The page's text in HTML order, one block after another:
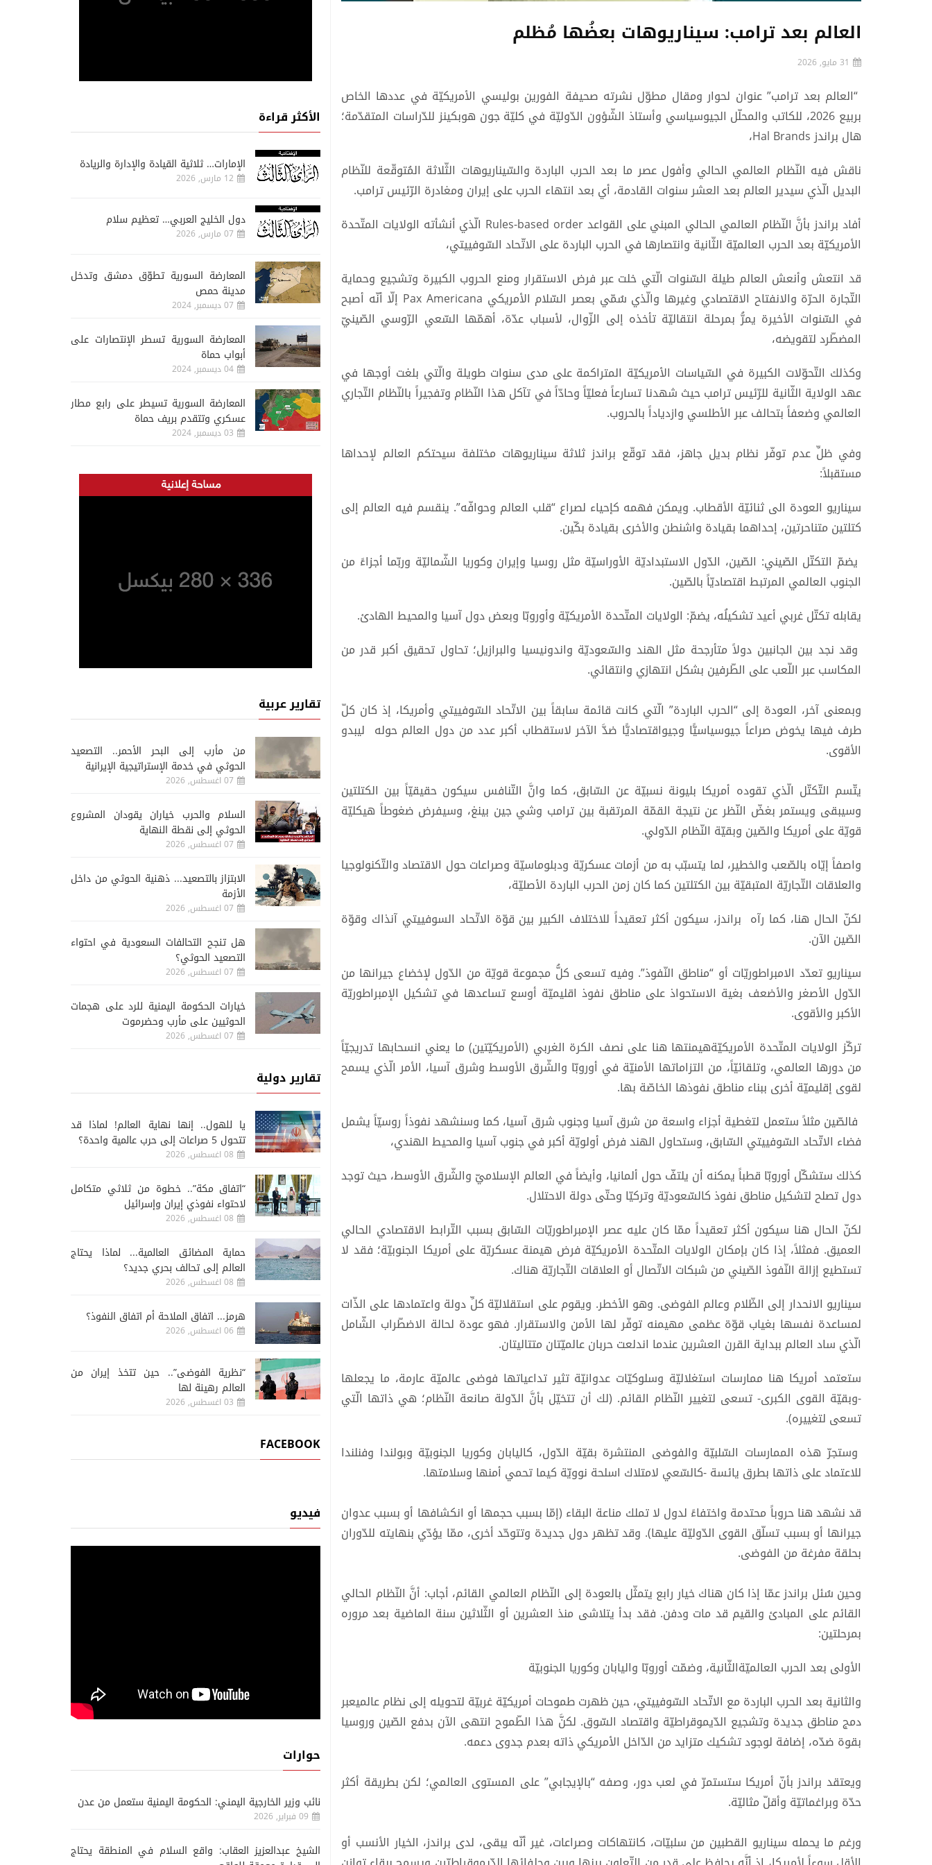
العالم بعد ترامب: سيناريوهات بعضُها مُظلم
31 مايو, 2026
“العالم بعد ترامب” عنوان لحوار ومقال مطوّل نشرته صحيفة الفورين بوليسي الأمريكيّة في عددها الخاص
بربيع 2026، للكاتب والمحلّل الجيوسياسي وأستاذ الشّؤون الدّوليّة في كليّة جون هوبكينز للدّراسات المتقدّمة؛
هال براندز Hal Brands،
ناقش فيه النّظام العالمي الحالي وأفول عصر ما بعد الحرب الباردة والسّيناريوهات الثّلاثة المُتوقّعة للنّظام
البديل الّذي سيدير العالم بعد العشر سنوات القادمة، أي بعد انتهاء الحرب على إيران ومغادرة الرّئيس ترامب.
أفاد براندز بأنَّ النّظام العالمي الحالي المبني على القواعد Rules-based order الّذي أنشأته الولايات المتّحدة
الأمريكيّة بعد الحرب العالميّة الثّانية وانتصارها في الحرب الباردة على الاتّحاد السّوفييتي،
قد انتعش وأنعش العالم طيلة السّنوات الّتي خلت عبر فرض الاستقرار ومنع الحروب الكبيرة وتشجيع وحماية
التّجارة الحرّة والانفتاح الاقتصادي وغيرها والّذي سُمّي بعصر السّلام الأمريكي Pax Americana إلّا أنّه أصبح
في السّنوات الأخيرة يمرُّ بمرحلة انتقاليّة تأخذه إلى الزّوال، لأسباب عدّة، أهمّها السّعي الرّوسي الصّينيّ
المضطّرد لتقويضه،
وكذلك التّحوّلات الكبيرة في السّياسات الأمريكيّة المتراكمة على مدى سنوات طويلة والّتي بلغت أوجها في
عهد الولاية الثّانية للرّئيس ترامب حيث شهدنا تسارعاً فعليّاً وحادّاً في تآكل هذا النّظام وتفجيراً بالنّظام التّجاري
العالمي وضعفاً بتحالف عبر الأطلسي وازدياداً بالحروب.
وفي ظلِّ عدم توفّر نظام بديل جاهز، فقد توقّع براندز ثلاثة سيناريوهات مختلفة سيحتكم العالم لإحداها
مستقبلاً:
سيناريو العودة الى ثنائيّة الأقطاب. ويمكن فهمه كإحياء لصراع “قلب العالم وحوافّه”. ينقسم فيه العالم إلى
كتلتين متناحرتين، إحداهما بقيادة واشنطن والأخرى بقيادة بكّين.
يضمّ التكتّل الصّيني: الصّين، الدّول الاستبداديّة الأوراسيّة مثل روسيا وإيران وكوريا الشّماليّة وربّما أجزاءً من
الجنوب العالمي المرتبط اقتصاديّاً بالصّين.
يقابله تكتّل غربي أعيد تشكيلُه، يضمّ: الولايات المتّحدة الأمريكيّة وأوروبّا وبعض دول آسيا والمحيط الهادئ.
وقد نجد بين الجانبين دولاً متأرجحة مثل الهند والسّعوديّة واندونيسيا والبرازيل؛ تحاول تحقيق أكبر قدر من
المكاسب عبر اللّعب على الطّرفين بشكل انتهازي وانتقائي.
وبمعنى آخر، العودة إلى “الحرب الباردة” الّتي كانت قائمة سابقاً بين الاتّحاد السّوفييتي وأمريكا، إذ كان كلّ
طرف فيها يخوض صراعاً جيوسياسيًّا وجيواقتصاديًّا ضدَّ الآخر لاستقطاب أكبر عدد من دول العالم حوله ليبدو
الأقوى.
يتّسم التّكتّل الّذي تقوده أمريكا بليونة نسبيّة عن السّابق، كما وانَّ التّنافس سيكون حقيقيّاً بين الكتلتين
وسيبقى ويستمر بغضّ النّظر عن نتيجة القمّة المرتقبة بين ترامب وشي جين بينغ، وسيفرض ضغوطاً هيكليّة
قويّة على أمريكا والصّين وبقيّة النّظام الدّولي.
واصفاً إيّاه بالصّعب والخطير، لما يتسبّب به من أزمات عسكريّة ودبلوماسيّة وصراعات حول الاقتصاد والتّكنولوجيا
والعلاقات التّجاريّة المتبقيّة بين الكتلتين كما كان زمن الحرب الباردة الأصليّة،
لكنّ الحال هنا، كما رآه براندز، سيكون أكثر تعقيداً للاختلاف الكبير بين قوّة الاتّحاد السوفييتي آنذاك وقوّة
الصّين الآن.
سيناريو تعدّد الامبراطوريّات أو “مناطق النّفوذ”. وفيه تسعى كلُّ مجموعة قويّة من الدّول لإخضاع جيرانها من
الدّول الأصغر والأضعف بغية الاستحواذ على مناطق نفوذ اقليميّة أوسع تساعدها في تشكيل الإمبراطوريّة
الأكبر والأقوى.
تركّز الولايات المتّحدة الأمريكيّةهيمنتها هنا على نصف الكرة الغربي (الأمريكيّتين) ما يعني انسحابها تدريجيّاً
من دورها العالمي، وتلقائيّاً، من التزاماتها الأمنيّة في أوروبّا والشّرق الأوسط وشرق آسيا، الأمر الّذي يسمح
لقوى إقليميّة أخرى ببناء مناطق نفوذها الخاصّة بها.
فالصّين مثلاً ستعمل لتغطية أجزاء واسعة من شرق آسيا وجنوب شرق آسيا، كما وسنشهد نفوذاً روسيّاً يشمل
فضاء الاتّحاد السّوفييتي السّابق، وستحاول الهند فرض أولويّة أكبر في جنوب آسيا والمحيط الهندي،
كذلك ستشكّل أوروبّا قطباً يمكنه أن يلتفّ حول ألمانيا، وأيضاً في العالم الإسلاميّ والشّرق الأوسط، حيث توجد
دول تصلح لتشكيل مناطق نفوذ كالسّعوديّة وتركيّا وحتّى دولة الاحتلال.
لكنّ الحال هنا سيكون أكثر تعقيداً ممّا كان عليه عصر الإمبراطوريّات السّابق بسبب التّرابط الاقتصادي الحالي
العميق. فمثلاً، إذا كان بإمكان الولايات المتّحدة الأمريكيّة فرض هيمنة عسكريّة على أمريكا الجنوبيّة؛ فقد لا
تستطيع إزالة النّفوذ الصّيني من شبكات الاتّصال أو العلاقات التّجاريّة هناك.
سيناريو الانحدار إلى الظّلام وعالم الفوضى. وهو الأخطر. ويقوم على استقلاليّة كلِّ دولة واعتمادها على الذّات
لمساعدة نفسها بغياب قوّة عظمى مهيمنه توفّر لها الأمن والاستقرار. فهو عودة لحالة الاضطّراب الشّامل
الّذي ساد العالم ببداية القرن العشرين عندما اندلعت حربان عالميّتان متتاليتان.
ستعتمد أمريكا هنا ممارسات استغلاليّة وسلوكيّات عدوانيّة تثير تداعياتها فوضى عالميّة عارمة، ما يجعلها
-وبقيّة القوى الكبرى- تسعى لتغيير النّظام القائم. (لك أن تتخيّل بأنَّ الدّولة صانعة النّظام؛ هي ذاتها الّتي
تسعى لتغييره).
وستجرّ هذه الممارسات السّلبيّة والفوضى المنتشرة بقيّة الدّول، كاليابان وكوريا الجنوبيّة وبولندا وفنلندا
للاعتماد على ذاتها بطرق يائسة -كالسّعي لامتلاك اسلحة نوويّة كيما تحمي أمنها وسلامتها.
قد نشهد هنا حروباً محتدمة واختفاءً لدول لا تملك مناعة البقاء (إمّا بسبب حجمها أو انكشافها أو بسبب عدوان
جيرانها أو بسبب تسلّق القوى الدّوليّة عليها). وقد تظهر دول جديدة وتتوحّد أخرى، ممّا يؤدّي بنهايته للدّوران
بحلقة مفرغة من الفوضى.
وحين سُئل براندز عمّا إذا كان هناك خيار رابع يتمثّل بالعودة إلى النّظام العالمي القائم، أجاب: أنَّ النّظام الحالي
القائم على المبادئ والقيم قد مات ودفن. فقد بدأ يتلاشى منذ العشرين أو الثّلاثين سنة الماضية بعد مروره
بمرحلتين:
الأولى بعد الحرب العالميّةالثّانية، وضمّت أوروبّا واليابان وكوريا الجنوبيّة
والثانية بعد الحرب الباردة مع الاتّحاد السّوفييتي، حين ظهرت طموحات أمريكيّة غربيّة لتحويله إلى نظام عالميعبر
دمج مناطق جديدة وتشجيع الدّيموقراطيّة واقتصاد السّوق. لكنَّ هذا الطّموح انتهى الآن بدفع الصّين وروسيا
بقوة ضدّه، إضافة لوجود تشكيك متزايد من الدّاخل الأمريكي ذاته بعدم جدوى دعمه.
ويعتقد براندز بأنّ أمريكا ستستمرّ في لعب دور، وصفه “بالإيجابي” على المستوى العالمي؛ لكن بطريقة أكثر
حدّة وبراغماتيّة وأقلّ مثاليّة.
ورغم ما يحمله سيناريو القطبين من سلبيّات، كانتهاكات وصراعات، غير أنّه يبقى، لدى براندز، الخيار الأنسب أو
الأكثر قراءة
الإمارات… ثلاثية القيادة والإدارة والريادة
12 مارس, 2026
دول الخليج العربي… تعظيم سلام
07 مارس, 2026
المعارضة السورية تطوّق دمشق وتدخل
مدينة حمص
07 ديسمبر, 2024
المعارضة السورية تسطر الإنتصارات على
أبواب حماة
04 ديسمبر, 2024
المعارضة السورية تسيطر على رابع مطار
عسكري وتتقدم بريف حماة
03 ديسمبر, 2024
تقارير عربية
من مأرب إلى البحر الأحمر.. التصعيد
الحوثي في خدمة الإستراتيجية الإيرانية
07 اغسطس, 2026
السلام والحرب خياران يقودان المشروع
الحوثي إلى نقطة النهاية
07 اغسطس, 2026
الابتزاز بالتصعيد... ذهنية الحوثي من داخل
الأزمة
07 اغسطس, 2026
هل تنجح التحالفات السعودية في احتواء
التصعيد الحوثي؟
07 اغسطس, 2026
خيارات الحكومة اليمنية للرد على هجمات
الحوثيين على مأرب وحضرموت
07 اغسطس, 2026
تقارير دولية
يا للهول.. إنها نهاية العالم! لماذا قد
تتحول 5 صراعات إلى حرب عالمية واحدة؟
08 اغسطس, 2026
“اتفاق مكة”.. خطوة من ثلاثي متكامل
لاحتواء نفوذي إيران وإسرائيل
08 اغسطس, 2026
حماية المضائق العالمية... لماذا يحتاج
العالم إلى تحالف بحري جديد؟
08 اغسطس, 2026
هرمز... اتفاق الملاحة أم اتفاق النفوذ؟
06 اغسطس, 2026
“نظرية الفوضى”.. حين تتخذ إيران من
العالم رهينة لها
03 اغسطس, 2026
FACEBOOK
فيديو
حوارات
نائب وزير الخارجية اليمني: الحكومة اليمنية ستعمل من عدن
09 فبراير, 2026
الشيخ عبدالعزيز العقاب: واقع السلام في المنطقة يحتاج